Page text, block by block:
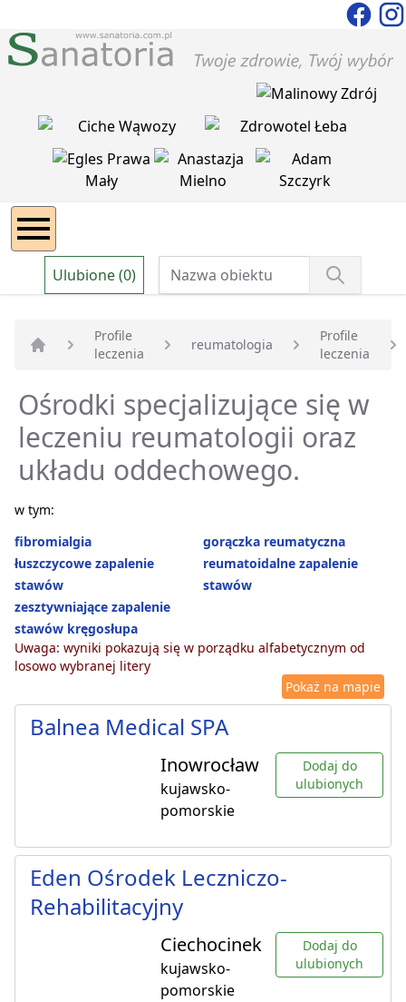
Ulubione (0)
Strona główna
Profile
leczenia
reumatologia
Profile
leczenia
Ośrodki specjalizujące się w
leczeniu reumatologii oraz
układu oddechowego.
w tym:
fibromialgia
gorączka reumatyczna
łuszczycowe zapalenie
stawów
reumatoidalne zapalenie
stawów
zesztywniające zapalenie
stawów kręgosłupa
Uwaga: wyniki pokazują się w porządku alfabetycznym od
losowo wybranej litery
Pokaż na mapie
Balnea Medical SPA
Inowrocław
kujawsko-
pomorskie
Dodaj do
ulubionych
Eden Ośrodek Leczniczo-
Rehabilitacyjny
Ciechocinek
kujawsko-
pomorskie
Dodaj do
ulubionych